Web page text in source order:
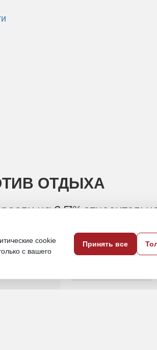
ОТДЫХА
на 0,51%
24 июня, 13:04
Приморье
cookie
с вашего
Принять все